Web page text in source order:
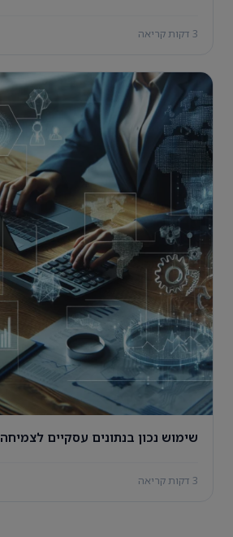
3 דקות קריאה
שימוש נכון בנתונים עסקיים לצמיחה
3 דקות קריאה